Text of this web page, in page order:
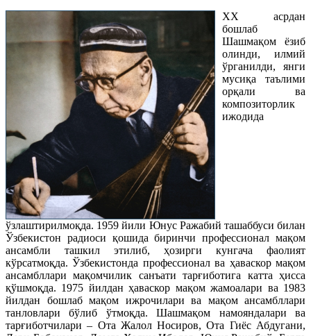
ХХ асрдан
бошлаб
Шашмақом ёзиб
олинди, илмий
ўрганилди, янги
мусиқа таълими
орқали ва
композиторлик
ижодида
ўзлаштирилмоқда. 1959 йили Юнус Ражабий ташаббуси билан
Ўзбекистон радиоси қошида биринчи профессионал мақом
ансамбли ташкил этилиб, ҳозирги кунгача фаолият
кўрсатмоқда. Ўзбекистонда профессионал ва ҳаваскор мақом
ансамбллари мақомчилик санъати тарғиботига катта ҳисса
қўшмоқда. 1975 йилдан ҳаваскор мақом жамоалари ва 1983
йилдан бошлаб мақом ижрочилари ва мақом ансамбллари
танловлари бўлиб ўтмоқда. Шашмақом намояндалари ва
тарғиботчилари – Ота Жалол Носиров, Ота Гиёс Абдугани,